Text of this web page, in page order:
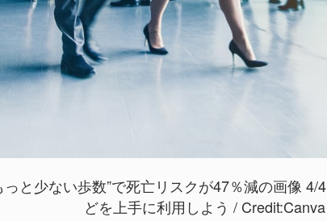
っと少ない歩数”で死亡リスクが47％減の画像 4/4
どを上手に利用しよう / Credit:Canva